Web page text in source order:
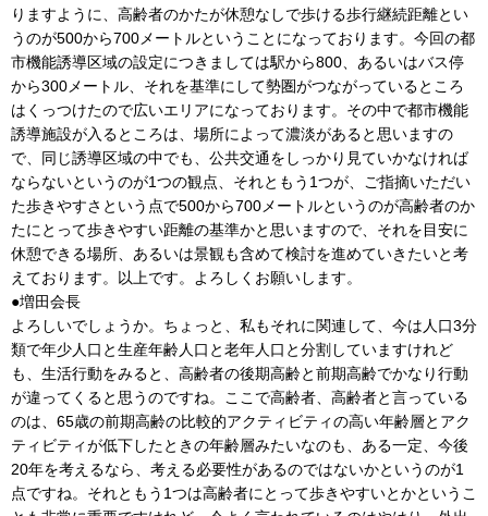
りますように、高齢者のかたが休憩なしで歩ける歩行継続距離とい
うのが500から700メートルということになっております。今回の都
市機能誘導区域の設定につきましては駅から800、あるいはバス停
から300メートル、それを基準にして勢圏がつながっているところ
はくっつけたので広いエリアになっております。その中で都市機能
誘導施設が入るところは、場所によって濃淡があると思いますの
で、同じ誘導区域の中でも、公共交通をしっかり見ていかなければ
ならないというのが1つの観点、それともう1つが、ご指摘いただい
た歩きやすさという点で500から700メートルというのが高齢者のか
たにとって歩きやすい距離の基準かと思いますので、それを目安に
休憩できる場所、あるいは景観も含めて検討を進めていきたいと考
えております。以上です。よろしくお願いします。
●増田会長
よろしいでしょうか。ちょっと、私もそれに関連して、今は人口3分
類で年少人口と生産年齢人口と老年人口と分割していますけれど
も、生活行動をみると、高齢者の後期高齢と前期高齢でかなり行動
が違ってくると思うのですね。ここで高齢者、高齢者と言っている
のは、65歳の前期高齢の比較的アクティビティの高い年齢層とアク
ティビティが低下したときの年齢層みたいなのも、ある一定、今後
20年を考えるなら、考える必要性があるのではないかというのが1
点ですね。それともう1つは高齢者にとって歩きやすいとかというこ